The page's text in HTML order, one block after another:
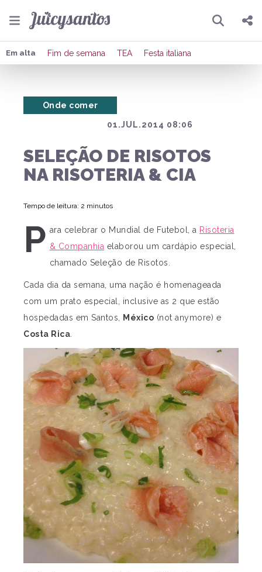
Pesquisar
Compartilhar
Publicar no X
Em alta Fim de semana TEA Festa italiana
01.JUL.2014 08:06
Onde comer
SELEÇÃO DE RISOTOS
NA RISOTERIA & CIA
Tempo de leitura: 2 minutos
P ara celebrar o Mundial de Futebol, a Risoteria
& Companhia elaborou um cardápio especial,
chamado Seleção de Risotos.
Cada dia da semana, uma nação é homenageada
com um prato especial, inclusive as 2 que estão
hospedadas em Santos,
México (not anymore) e
Costa Rica